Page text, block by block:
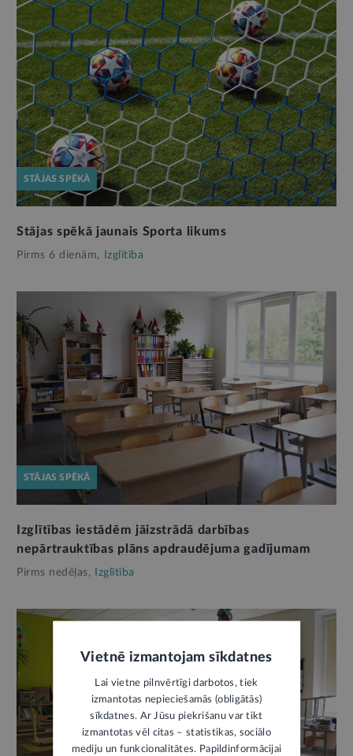
STĀJAS SPĒKĀ
Stājas spēkā jaunais Sporta likums
Pirms 6 dienām, Izglītība
STĀJAS SPĒKĀ
Izglītības iestādēm jāizstrādā darbības
nepārtrauktības plāns apdraudējuma gadījumam
Pirms nedēļas, Izglītība
Vietnē izmantojam sīkdatnes
Lai vietne pilnvērtīgi darbotos, tiek
izmantotas nepieciešamās (obligātās)
sīkdatnes. Ar Jūsu piekrišanu var tikt
izmantotas vēl citas – statistikas, sociālo
mediju un funkcionalitātes. Papildinformācijai